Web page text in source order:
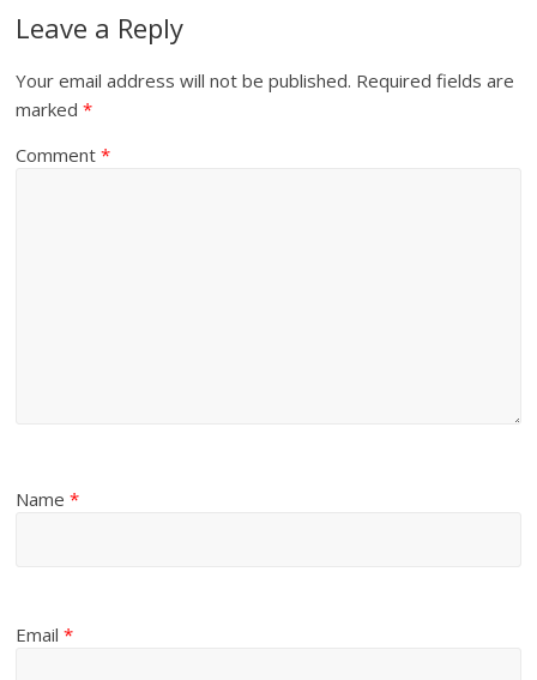
Leave a Reply
Your email address will not be published. Required fields are
marked*
Comment*
Name*
Email*